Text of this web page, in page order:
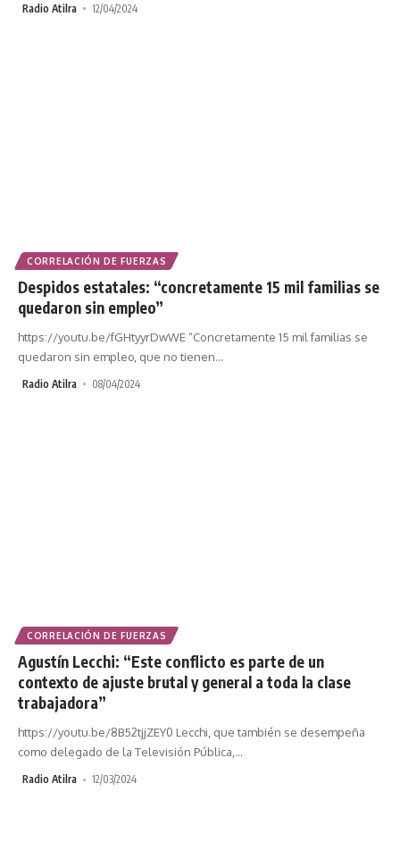
Radio Atilra 12/04/2024
CORRELACIÓN DE FUERZAS
Despidos estatales: “concretamente 15 mil familias se
quedaron sin empleo”
https://youtu.be/fGHtyyrDwWE “Concretamente 15 mil familias se
quedaron sin empleo, que no tienen…
Radio Atilra 08/04/2024
CORRELACIÓN DE FUERZAS
Agustín Lecchi: “Este conflicto es parte de un
contexto de ajuste brutal y general a toda la clase
trabajadora”
https://youtu.be/8B52tjjZEY0 Lecchi, que también se desempeña
como delegado de la Televisión Pública,…
Radio Atilra 12/03/2024